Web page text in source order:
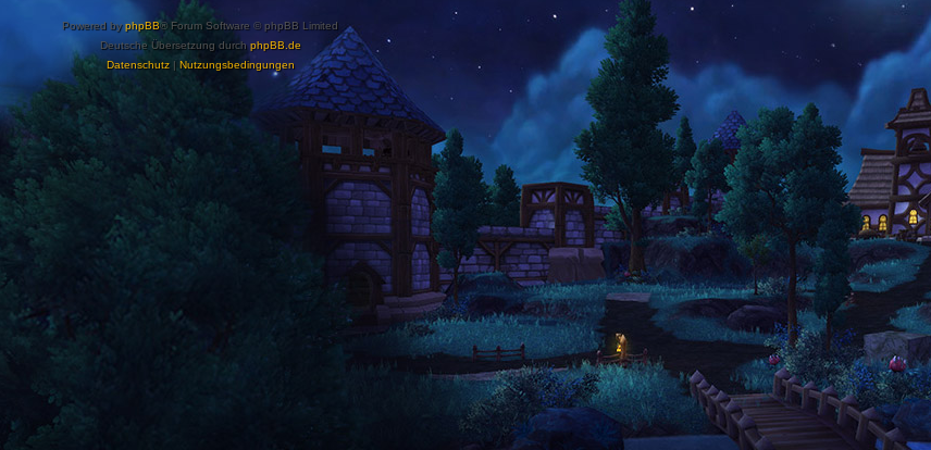
Powered byphpBB® Forum Software © phpBB Limited
Deutsche Übersetzung durch phpBB.de
Datenschutz| Nutzungsbedingungen